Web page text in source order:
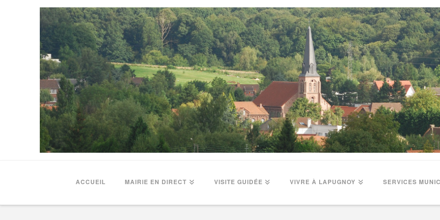
ACCUEIL MAIRIE EN DIRECT VISITE GUIDÉE VIVRE À LAPUGNOY SERVICES